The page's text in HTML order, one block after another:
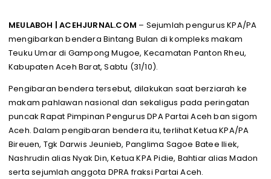
MEULABOH | ACEHJURNAL.COM – Sejumlah pengurus KPA/PA
mengibarkan bendera Bintang Bulan di kompleks makam
Teuku Umar di Gampong Mugoe, Kecamatan Panton Rheu,
Kabupaten Aceh Barat, Sabtu (31/10).
Pengibaran bendera tersebut, dilakukan saat berziarah ke
makam pahlawan nasional dan sekaligus pada peringatan
puncak Rapat Pimpinan Pengurus DPA Partai Aceh ban sigom
Aceh. Dalam pengibaran bendera itu, terlihat Ketua KPA/PA
Bireuen, Tgk Darwis Jeunieb, Panglima Sagoe Batee Iliek,
Nashrudin alias Nyak Din, Ketua KPA Pidie, Bahtiar alias Madon
serta sejumlah anggota DPRA fraksi Partai Aceh.